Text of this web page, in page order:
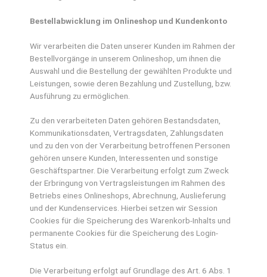
Bestellabwicklung im Onlineshop und Kundenkonto
Wir verarbeiten die Daten unserer Kunden im Rahmen der
Bestellvorgänge in unserem Onlineshop, um ihnen die
Auswahl und die Bestellung der gewählten Produkte und
Leistungen, sowie deren Bezahlung und Zustellung, bzw.
Ausführung zu ermöglichen.
Zu den verarbeiteten Daten gehören Bestandsdaten,
Kommunikationsdaten, Vertragsdaten, Zahlungsdaten
und zu den von der Verarbeitung betroffenen Personen
gehören unsere Kunden, Interessenten und sonstige
Geschäftspartner. Die Verarbeitung erfolgt zum Zweck
der Erbringung von Vertragsleistungen im Rahmen des
Betriebs eines Onlineshops, Abrechnung, Auslieferung
und der Kundenservices. Hierbei setzen wir Session
Cookies für die Speicherung des Warenkorb-Inhalts und
permanente Cookies für die Speicherung des Login-
Status ein.
Die Verarbeitung erfolgt auf Grundlage des Art. 6 Abs. 1